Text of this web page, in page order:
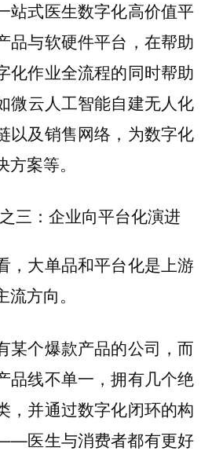
站式医生数字化高价值平
品与软硬件平台，在帮助
化作业全流程的同时帮助
微云人工智能自建无人化
以及销售网络，为数字化
案等。
三：企业向平台化演进
，大单品和平台化是上游
方向。
某个爆款产品的公司，而
品线不单一，拥有几个绝
，并通过数字化闭环的构
医生与消费者都有更好